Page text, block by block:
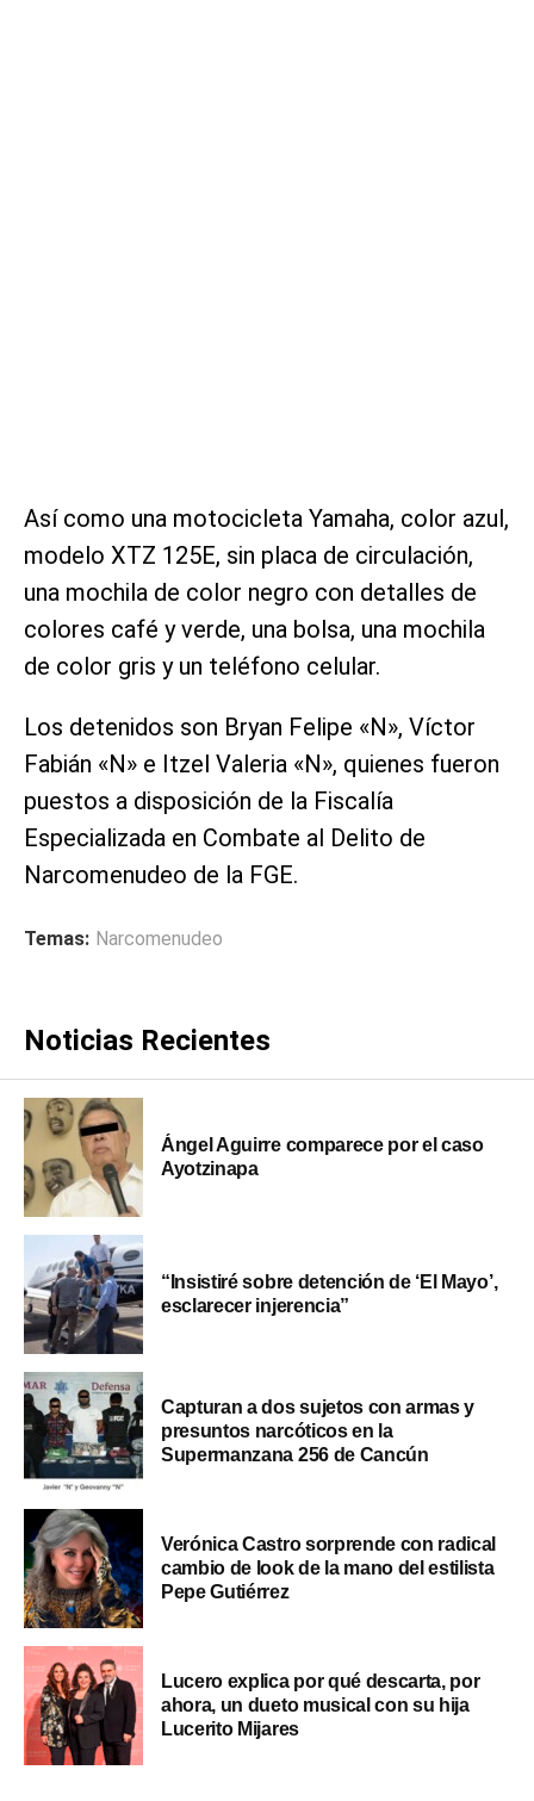
Así como una motocicleta Yamaha, color azul,
modelo XTZ 125E, sin placa de circulación,
una mochila de color negro con detalles de
colores café y verde, una bolsa, una mochila
de color gris y un teléfono celular.
Los detenidos son Bryan Felipe «N», Víctor
Fabián «N» e Itzel Valeria «N», quienes fueron
puestos a disposición de la Fiscalía
Especializada en Combate al Delito de
Narcomenudeo de la FGE.
Temas: Narcomenudeo
Noticias Recientes
Ángel Aguirre comparece por el caso
Ayotzinapa
“Insistiré sobre detención de ‘El Mayo’,
esclarecer injerencia”
Capturan a dos sujetos con armas y
presuntos narcóticos en la
Supermanzana 256 de Cancún
Verónica Castro sorprende con radical
cambio de look de la mano del estilista
Pepe Gutiérrez
Lucero explica por qué descarta, por
ahora, un dueto musical con su hija
Lucerito Mijares